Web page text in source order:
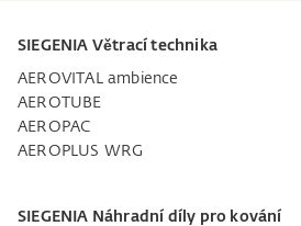
SIEGENIA Větrací technika
AEROVITAL ambience
AEROTUBE
AEROPAC
AEROPLUS WRG
SIEGENIA Náhradní díly pro kování